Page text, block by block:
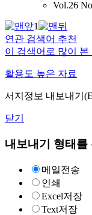
Vol.26
1
연관 검색어 추천
이 검색어로 많이 본
활용도 높은 자료
서지정보 내보내기
닫기
내보내기 형태를
메일전송
인쇄
Excel저장
Text저장